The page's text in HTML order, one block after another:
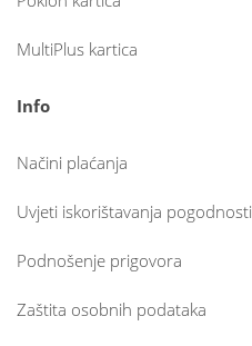
MultiPlus kartica
Info
Načini plaćanja
Uvjeti iskorištavanja pogodnosti
Podnošenje prigovora
Zaštita osobnih podataka